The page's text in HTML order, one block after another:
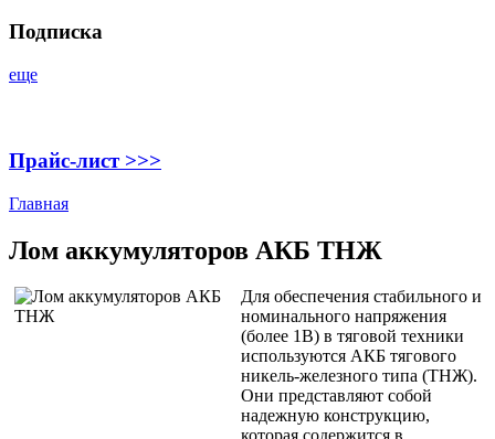
Подписка
еще
Прайс-лист >>>
Главная
Лом аккумуляторов АКБ ТНЖ
Для обеспечения стабильного и
номинального напряжения
(более 1В) в тяговой техники
используются АКБ тягового
никель-железного типа (ТНЖ).
Они представляют собой
надежную конструкцию,